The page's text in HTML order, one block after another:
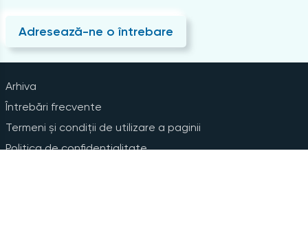
Adresează-ne o întrebare
Arhiva
Întrebări frecvente
Termeni și condiții de utilizare a paginii
Politica de confidențialitate